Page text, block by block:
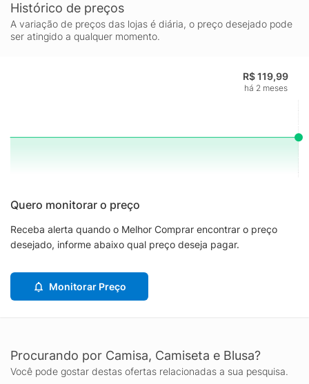
Histórico de preços
A variação de preços das lojas é diária, o preço desejado pode
ser atingido a qualquer momento.
R$ 119,99
há 2 meses
Quero monitorar o preço
Receba alerta quando o Melhor Comprar encontrar o preço
desejado, informe abaixo qual preço deseja pagar.
Monitorar Preço
Procurando por Camisa, Camiseta e Blusa?
Você pode gostar destas ofertas relacionadas a sua pesquisa.